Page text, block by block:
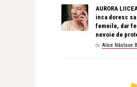
AURORA
inca doresc
femeile, dar
nevoie de
de Alice Năstase